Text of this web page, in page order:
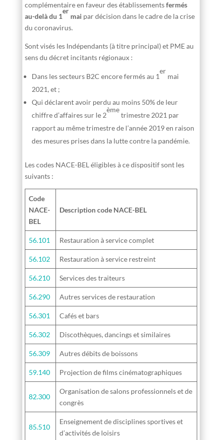
complémentaire en faveur des établissementsfermés
au-delà du 1
er
mai par décision dans le cadre de la crise
du coronavirus.
Sont visés les Indépendants (à titre principal) et PME au
sens du décret incitants régionaux :
Dans les secteurs B2C encore fermés au 1
er
mai
2021, et ;
Qui déclarent avoir perdu au moins 50% de leur
chiffre d’affaires sur le 2
ème
trimestre 2021 par
rapport au même trimestre de l’année 2019 en raison
des mesures prises dans la lutte contre la pandémie.
Les codes NACE-BEL éligibles à ce dispositif sont les
suivants :
Code
NACE-
BEL
Description code NACE-BEL
56.101 Restauration à service complet
56.102 Restauration à service restreint
56.210 Services des traiteurs
56.290 Autres services de restauration
56.301 Cafés et bars
56.302 Discothèques, dancings et similaires
56.309 Autres débits de boissons
59.140 Projection de films cinématographiques
82.300
Organisation de salons professionnels et de
congrès
85.510
Enseignement de disciplines sportives et
d’activités de loisirs